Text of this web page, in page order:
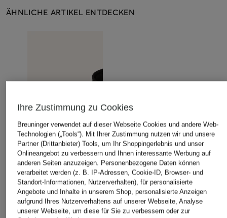
ÄHNLICHE ARTIKEL ENTDECKEN
Ihre Zustimmung zu Cookies
Breuninger verwendet auf dieser Webseite Cookies und andere Web-
Technologien („Tools“). Mit Ihrer Zustimmung nutzen wir und unsere
Partner (Drittanbieter) Tools, um Ihr Shoppingerlebnis und unser
Onlineangebot zu verbessern und Ihnen interessante Werbung auf
anderen Seiten anzuzeigen. Personenbezogene Daten können
verarbeitet werden (z. B. IP-Adressen, Cookie-ID, Browser- und
Standort-Informationen, Nutzerverhalten), für personalisierte
Angebote und Inhalte in unserem Shop, personalisierte Anzeigen
aufgrund Ihres Nutzerverhaltens auf unserer Webseite, Analyse
unserer Webseite, um diese für Sie zu verbessern oder zur